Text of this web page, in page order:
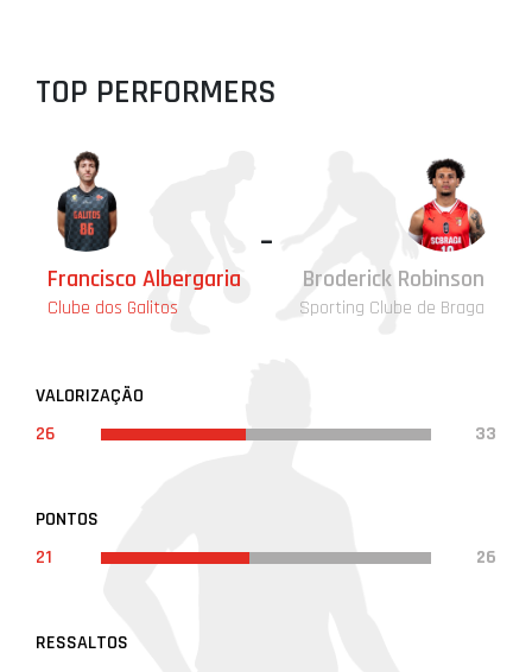
TOP PERFORMERS
Francisco Albergaria
Clube dos Galitos
-
Broderick Robinson
Sporting Clube de Braga
VALORIZAÇÃO
26
33
PONTOS
21
26
RESSALTOS